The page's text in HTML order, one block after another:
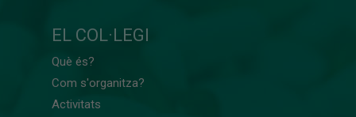
EL COL·LEGI
Què és?
Com s'organitza?
Activitats